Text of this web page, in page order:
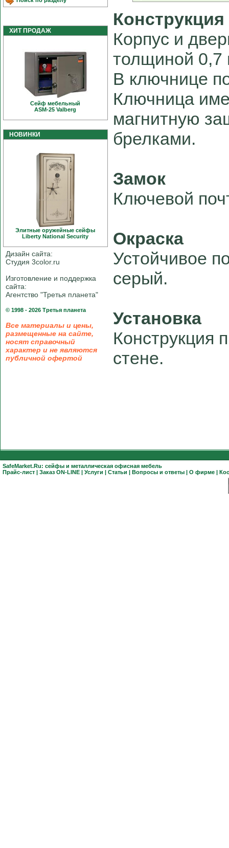
ХИТ ПРОДАЖ
Сейф мебельный
ASM-25 Valberg
НОВИНКИ
Элитные оружейные сейфы
Liberty National Security
Дизайн сайта:
Студия 3color.ru
Изготовление и поддержка
сайта:
Агентство "Третья планета"
© 1998 - 2026 Третья планета
Все материалы и цены,
размещенные на сайте,
носят справочный
характер и не являются
публичной офертой
Конструкция
Корпус и
толщиной 0,7
В ключнице
Ключница
магнитную
брелками.
Замок
Ключевой
Окраска
Устойчивое
серый.
Установка
Конструкция
стене.
SafeMarket.Ru: сейфы и металлическая офисная мебель
Прайс-лист | Заказ ON-LINE | Услуги | Статьи | Вопросы и ответы | О фирме |